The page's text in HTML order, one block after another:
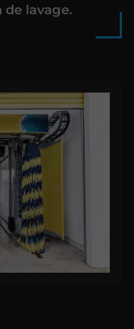
lavage.